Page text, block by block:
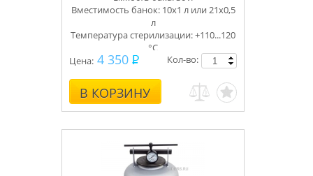
Вместимость банок: 10х1 л или 21х0,5
л
Температура стерилизации: +110...120
°С
Цена: 4 350
В КОРЗИНУ
Кол-во: